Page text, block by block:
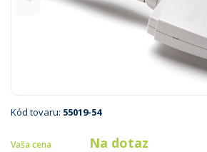
Kód tovaru: 55019-54
Vaša cena Na dotaz